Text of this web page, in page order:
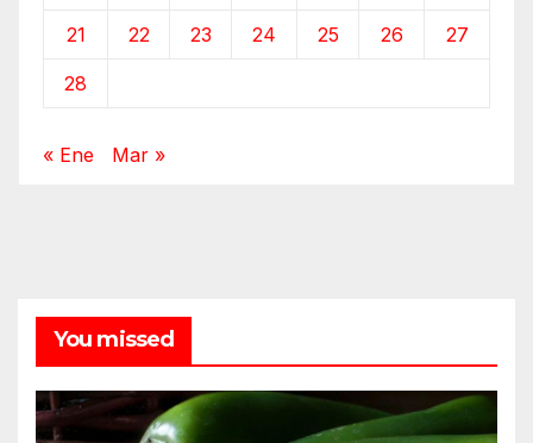
21 22 23 24 25 26 27
28
« Ene Mar »
You missed